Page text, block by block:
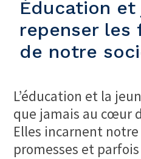
Éducation et
repenser les
de notre
L’éducation et la
que jamais au cœur
Elles incarnent
promesses et